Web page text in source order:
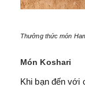
Thưởng thức món
Món Koshari
Khi bạn đến với